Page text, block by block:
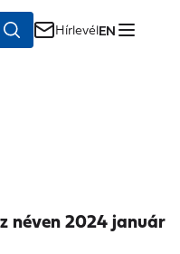
HírlevélEN
néven 2024 január